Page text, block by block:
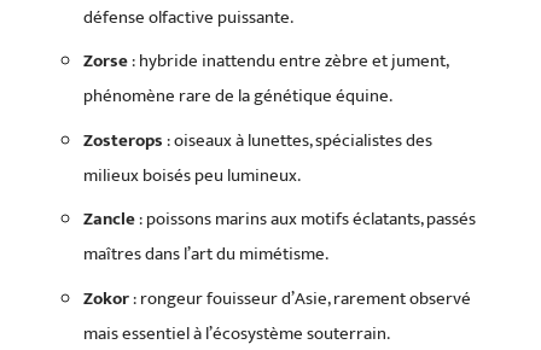
défense olfactive puissante.
Zorse: hybride inattendu entre zèbre et jument,
phénomène rare de la génétique équine.
Zosterops: oiseaux à lunettes, spécialistes des
milieux boisés peu lumineux.
Zancle: poissons marins aux motifs éclatants, passés
maîtres dans l’art du mimétisme.
Zokor: rongeur fouisseur d’Asie, rarement observé
mais essentiel à l’écosystème souterrain.